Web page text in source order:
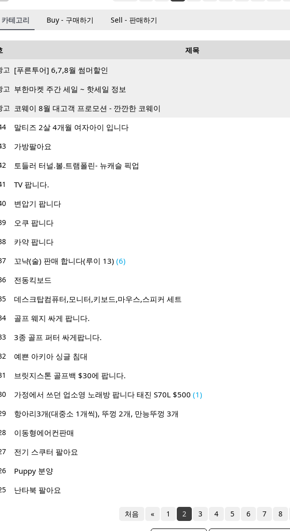
테고리 Buy - 구매하기 Sell - 판매하기
제목
고 [푸른투어] 6,7,8월 썸머할인
고 부한마켓 주간 세일 ~ 핫세일 정보
고 코웨이 8월 대고객 프로모션 - 깐깐한 코웨이
말티즈 2살 4개월 여자아이 입니다
가방팔아요
토들러 터널.볼.트램폴린- 뉴캐슬 픽업
TV 팝니다.
변압기 팝니다
오쿠 팝니다
카약 팝니다
꼬냑(술) 판매 합니다(루이 13) (6)
전동킥보드
데스크탑컴퓨터,모니터,키보드,마우스,스피커 세트
골프 웨지 싸게 팝니다.
3종 골프 퍼터 싸게팝니다.
예쁜 아키아 싱글 침대
브릿지스톤 골프백 $30에 팝니다.
가정에서 쓰던 업소영 노래방 팝니다 태진 S70L $500 (1)
항아리3개(대중소 1개씩), 뚜껑 2개, 만능뚜껑 3개
이동형에어컨판매
전기 스쿠터 팔아요
Puppy 분양
난타북 팔아요
처음 « 1 2 3 4 5 6 7 8